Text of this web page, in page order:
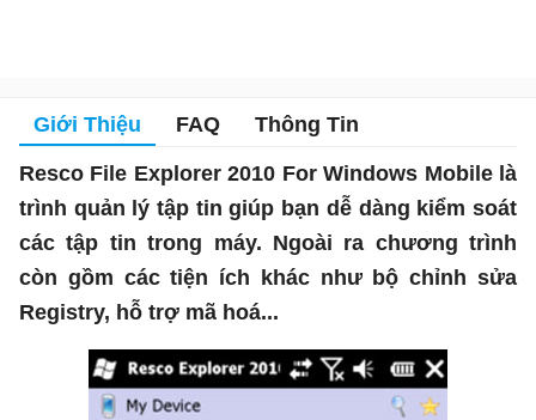
Giới Thiệu FAQ Thông Tin
Resco File Explorer 2010 For Windows Mobile là
trình quản lý tập tin giúp bạn dễ dàng kiểm soát
các tập tin trong máy. Ngoài ra chương trình
còn gồm các tiện ích khác như bộ chỉnh sửa
Registry, hỗ trợ mã hoá...